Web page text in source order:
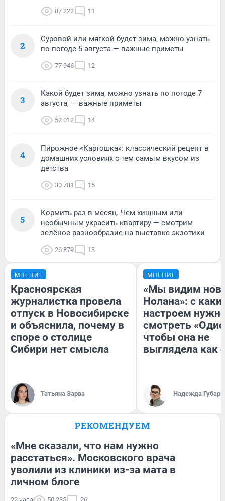
87 222 11
2
Суровой или мягкой будет зима, можно узнать
по погоде 5 августа — важные приметы
77 946 12
3
Какой будет зима, можно узнать по погоде 7
августа, — важные приметы
52 012 14
4
Пирожное «Картошка»: классический рецепт в
домашних условиях с тем самым вкусом из
детства
30 781 15
5
Кормить раз в месяц. Чем хищным или
необычным украсить квартиру — смотрим
зелёное разнообразие на выставке экзотики
26 879 13
МНЕНИЕ
Красноярская
журналистка провела
отпуск в Новосибирске
и объяснила, почему в
споре о столице
Сибири нет смысла
Татьяна Зарва
МНЕНИЕ
«Мы видим
Нолана»: с
настроем
смотреть
чтобы она не
выглядела как
Надежда Губарь
РЕКОМЕНДУЕМ
«Мне сказали, что нам нужно
расстаться». Московского врача
уволили из клиники из-за мата в
личном блоге